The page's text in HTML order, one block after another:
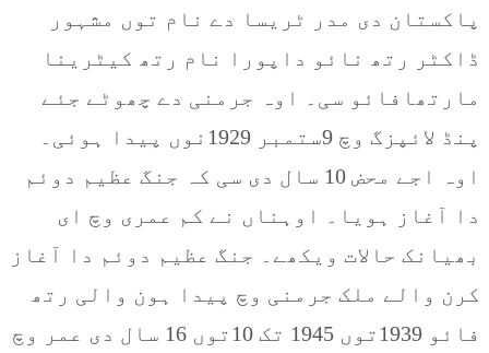
پاکستان دی مدر ٹریسا دے نام توں مشہور
ڈاکٹر رتھ نائو داپورا نام رتھ کیٹرینا
مارتھافائو سی۔ اوہ جرمنی دے چھوٹے جئے
پنڈ لائپزگ وچ 9ستمبر 1929نوں پیدا ہوئی۔
اوہ اجے محض 10 سال دی سی کہ جنگ عظیم دوئم
دا آغاز ہویا۔ اوہناں نے کم عمری وچ ای
بھیانک حالات ویکھے۔ جنگ عظیم دوئم دا آغاز
کرن والے ملک جرمنی وچ پیدا ہون والی رتھ
فائو 1939توں 1945 تک 10توں 16 سال دی عمر وچ